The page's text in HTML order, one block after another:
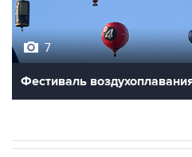
7
Фестиваль